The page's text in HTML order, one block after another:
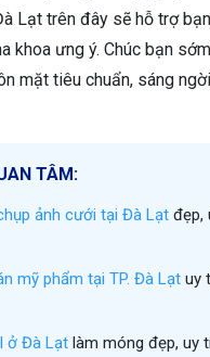
Lạt trên đây sẽ hỗ trợ
khoa ưng ý. Chúc bạn
mặt tiêu chuẩn, sáng
TÂM:
ảnh cưới tại Đà Lạt đẹp,
mỹ phẩm tại TP. Đà Lạt uy
ở Đà Lạt làm móng đẹp, uy